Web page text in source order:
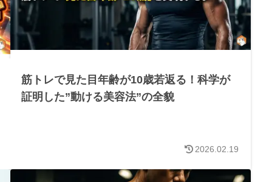
筋トレで見た目年齢が10歳若返る！科学が
証明した”動ける美容法”の全貌
2026.02.19